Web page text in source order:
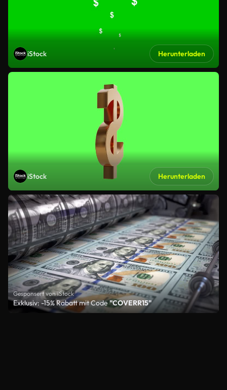
iStock Herunterladen
iStock Herunterladen
Gesponsert von iStock
Exklusiv: -15% Rabatt mit Code"COVERR15"